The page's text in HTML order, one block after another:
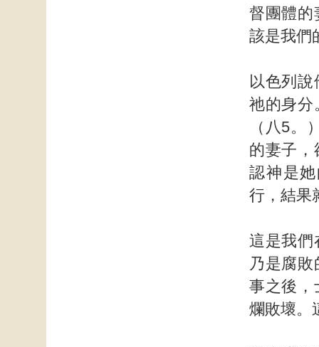
督團體的
該是我們
以色列
祂的身分
（八5。
的妻子，
認神是
行，結果
這是我們
乃是腐
事之後，
爛敗壞。